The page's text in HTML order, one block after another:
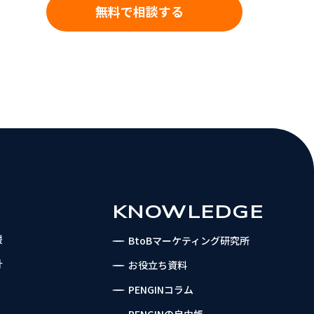
無料で相談する
KNOWLEDGE
BtoBマーケティング研究所
お役立ち資料
PENGINコラム